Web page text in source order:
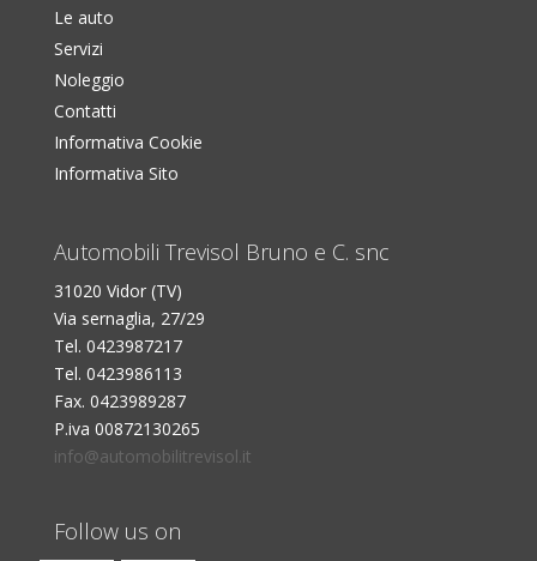
Le auto
Servizi
Noleggio
Contatti
Informativa Cookie
Informativa Sito
Automobili Trevisol Bruno e C. snc
31020 Vidor (TV)
Via sernaglia, 27/29
Tel. 0423987217
Tel. 0423986113
Fax. 0423989287
P.iva 00872130265
info@automobilitrevisol.it
Follow us on